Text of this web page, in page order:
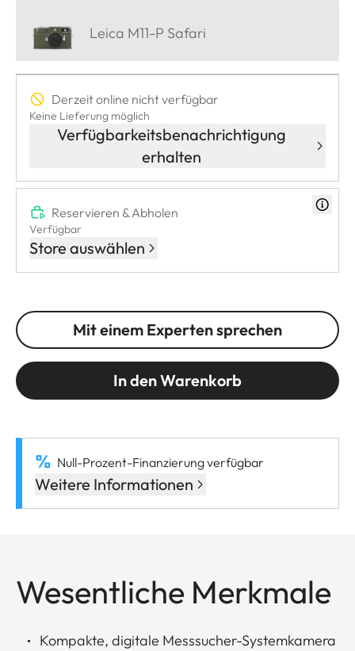
Leica M11-P Safari
Derzeit online nicht verfügbar
Keine Lieferung möglich
Verfügbarkeitsbenachrichtigung
erhalten
Reservieren & Abholen
Verfügbar
Store auswählen
Mit einem Experten sprechen
In den Warenkorb
Null-Prozent-Finanzierung verfügbar
Weitere Informationen
Wesentliche Merkmale
Kompakte, digitale Messsucher-Systemkamera